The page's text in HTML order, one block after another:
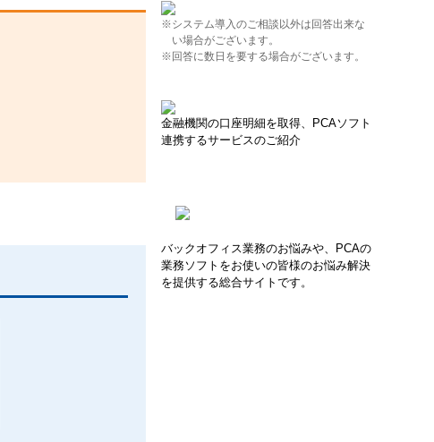
※システム導入のご相談以外は回答出来な
い場合がございます。
※回答に数日を要する場合がございます。
金融機関の口座明細を取得、PCAソフト
連携するサービスのご紹介
バックオフィス業務のお悩みや、PCAの
業務ソフトをお使いの皆様のお悩み解決
を提供する総合サイトです。